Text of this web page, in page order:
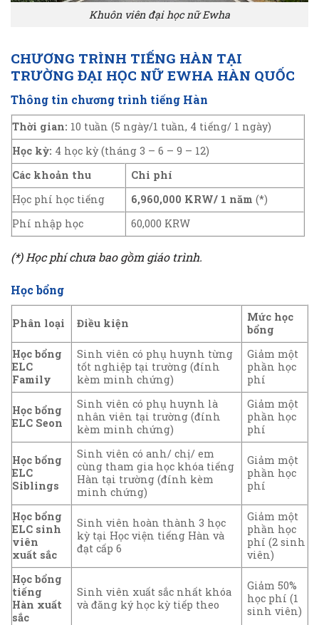
Khuôn viên đại học nữ Ewha
CHƯƠNG TRÌNH TIẾNG HÀN TẠI
TRƯỜNG ĐẠI HỌC NỮ EWHA HÀN QUỐC
Thông tin chương trình tiếng Hàn
Thời gian: 10 tuần (5 ngày/1 tuần, 4 tiếng/ 1 ngày)
Học kỳ: 4 học kỳ (tháng 3 – 6 – 9 – 12)
Các khoản thu
Chi phí
Học phí học tiếng
6,960,000 KRW/ 1 năm (*)
Phí nhập học
60,000 KRW
(*) Học phí chưa bao gồm giáo trình.
Học bổng
Phân loại Điều kiện
Mức học
bổng
Học bổng
ELC
Family
Sinh viên có phụ huynh từng
tốt nghiệp tại trường (đính
kèm minh chứng)
Giảm một
phần học
phí
Học bổng
ELC Seon
Sinh viên có phụ huynh là
nhân viên tại trường (đính
kèm minh chứng)
Giảm một
phần học
phí
Học bổng
ELC
Siblings
Sinh viên có anh/ chị/ em
cùng tham gia học khóa tiếng
Hàn tại trường (đính kèm
minh chứng)
Giảm một
phần học
phí
Học bổng
ELC sinh
viên
xuất sắc
Sinh viên hoàn thành 3 học
kỳ tại Học viện tiếng Hàn và
đạt cấp 6
Giảm một
phần học
phí (2 sinh
viên)
Học bổng
tiếng
Hàn xuất
sắc
Sinh viên xuất sắc nhất khóa
và đăng ký học kỳ tiếp theo
Giảm 50%
học phí (1
sinh viên)